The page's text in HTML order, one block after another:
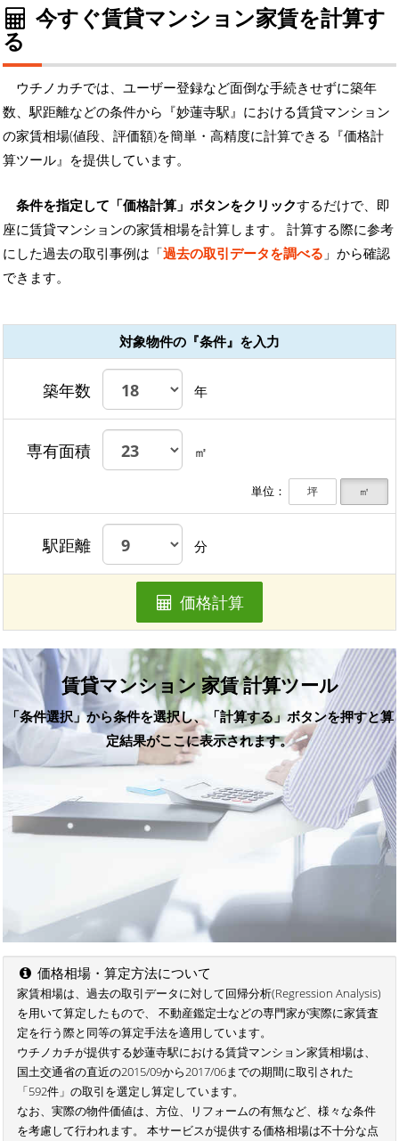
今すぐ賃貸マンション家賃を計算す
る
ウチノカチでは、ユーザー登録など面倒な手続きせずに築年
数、駅距離などの条件から『妙蓮寺駅』における賃貸マンション
の家賃相場(値段、評価額)を簡単・高精度に計算できる『価格計
算ツール』を提供しています。
条件を指定して「価格計算」ボタンをクリックするだけで、即
座に賃貸マンションの家賃相場を計算します。 計算する際に参考
にした過去の取引事例は「過去の取引データを調べる 」から確認
できます。
対象物件の『条件』を入力
築年数 年
専有面積 ㎡
単位： 坪 ㎡
駅距離 分
価格計算
賃貸マンション 家賃 計算ツール
「条件選択」から条件を選択し、「計算する」ボタンを押すと算
定結果がここに表示されます。
価格相場・算定方法について
家賃相場は、過去の取引データに対して回帰分析(Regression Analysis)
を用いて算定したもので、 不動産鑑定士などの専門家が実際に家賃査
定を行う際と同等の算定手法を適用しています。
ウチノカチが提供する妙蓮寺駅における賃貸マンション家賃相場は、
国土交通省の直近の2015/09から2017/06までの期間に取引された
「592件」の取引を選定し算定しています。
なお、実際の物件価値は、方位、リフォームの有無など、様々な条件
を考慮して行われます。 本サービスが提供する価格相場は不十分な点